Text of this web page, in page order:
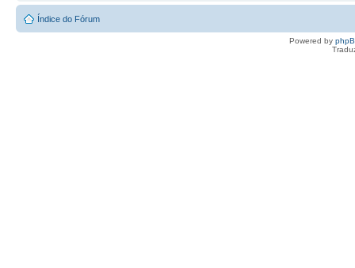
Índice do Fórum
Powered by